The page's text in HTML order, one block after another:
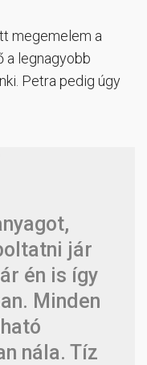
megemelem a
a legnagyobb
Petra pedig úgy
jár
én is így
Minden
nála. Tíz